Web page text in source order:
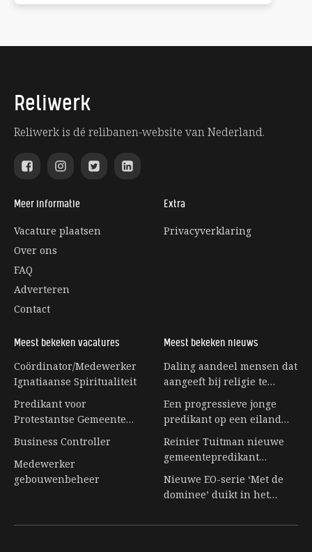
Reliwerk
Reliwerk is dé relibanen-website van Nederland.
Meer informatie
Vacature plaatsen
Over ons
FAQ
Adverteren
Contact
Extra
Privacyverklaring
Meest bekeken vacatures
Coördinator/Medewerker
Ignatiaanse Spiritualiteit
Predikant voor
Protestantse Gemeente
Business Controller
Medewerker
gebouwenbeheer
Meest bekeken nieuws
Daling aandeel mensen dat
aangeeft bij religie te
Een progressieve jonge
predikant op een eiland
Reinier Tuitman nieuwe
gemeentepredikant
Nijkleaster-Westerwert
Nieuwe EO-serie ‘Met de
dominee’ duikt in het